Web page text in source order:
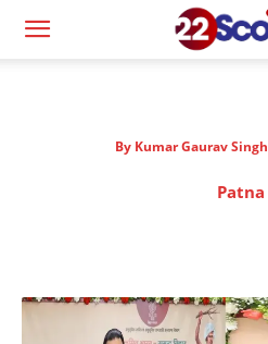
By Kumar Gaurav Singh
Patna